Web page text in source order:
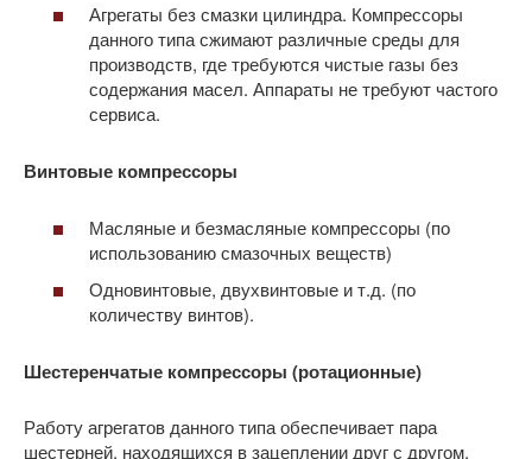
Агрегаты без смазки цилиндра. Компрессоры
данного типа сжимают различные среды для
производств, где требуются чистые газы без
содержания масел. Аппараты не требуют частого
сервиса.
Винтовые компрессоры
Масляные и безмасляные компрессоры (по
использованию смазочных веществ)
Одновинтовые, двухвинтовые и т.д. (по
количеству винтов).
Шестеренчатые компрессоры (ротационные)
Работу агрегатов данного типа обеспечивает пара
шестерней, находящихся в зацеплении друг с другом,